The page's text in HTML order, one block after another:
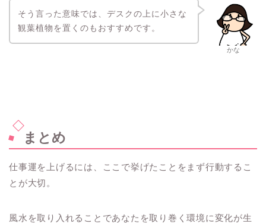
かな
そう言った意味では、デスクの上に小さな
観葉植物を置くのもおすすめです。
まとめ
仕事運を上げるには、ここで挙げたことをまず行動するこ
とが大切。
風水を取り入れることであなたを取り巻く環境に変化が生